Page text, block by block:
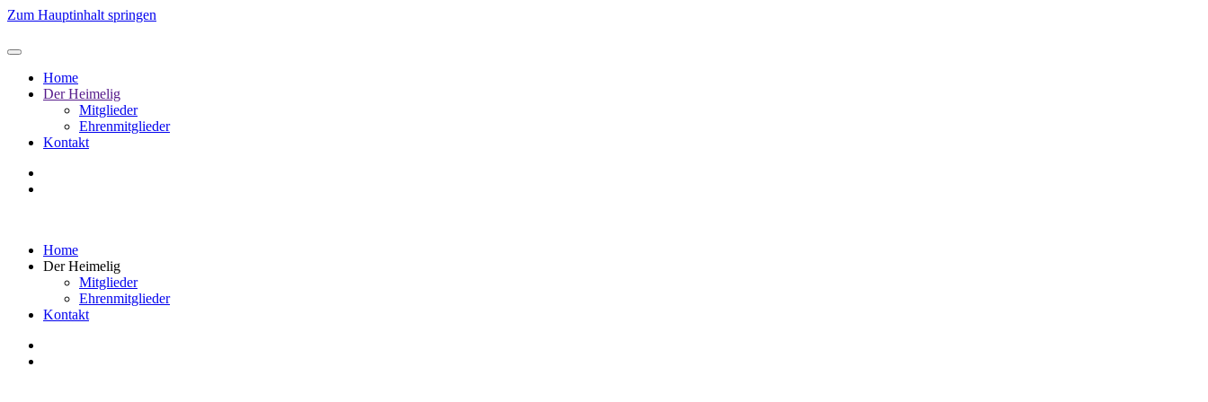
Zum Hauptinhalt springen
Home
Der Heimelig
Mitglieder
Ehrenmitglieder
Kontakt
Home
Der Heimelig
Mitglieder
Ehrenmitglieder
Kontakt